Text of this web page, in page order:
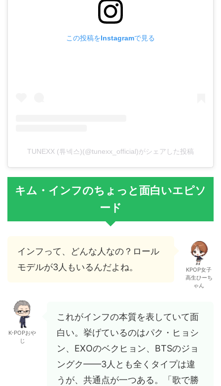
この投稿をInstagramで見る
TUNEXX (튜넥스)(@tunexx_official)がシェアした投稿
キム・インフのちょっと面白いエピソ
ード
インフって、どんな人なの？ロール
モデルが3人もいるんだよね。
KPOP女子
高生ひーち
ゃん
K-POPおや
じ
これがインフの本質を表していて面
白い。挙げているのはパク・ヒョシ
ン、EXOのベクヒョン、BTSのジョ
ングク——3人とも全くタイプは違
うが、共通点が一つある。「歌で勝